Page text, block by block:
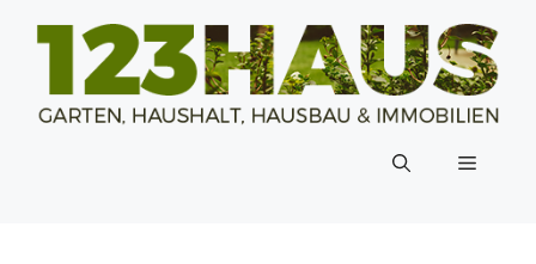
Inhalt
Menü